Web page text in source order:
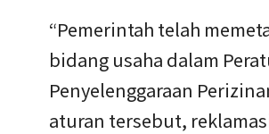
“Pemerintah telah
bidang usaha dalam
Penyelenggaraan
aturan tersebut,